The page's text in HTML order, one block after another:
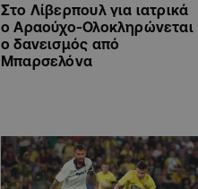
Στο Λίβερπουλ για ιατρικά
ο Αραούχο-Ολοκληρώνεται
ο δανεισμός από
Μπαρσελόνα